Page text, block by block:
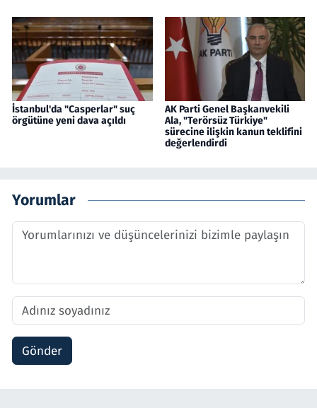
İstanbul'da "Casperlar" suç
örgütüne yeni dava açıldı
AK Parti Genel Başkanvekili
Ala, "Terörsüz Türkiye"
sürecine ilişkin kanun teklifini
değerlendirdi
Yorumlar
Gönder